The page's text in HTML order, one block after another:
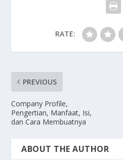
p
RATE:
PREVIOUS
Company Profile,
Pengertian, Manfaat, Isi,
dan Cara Membuatnya
ABOUT THE AUTHOR